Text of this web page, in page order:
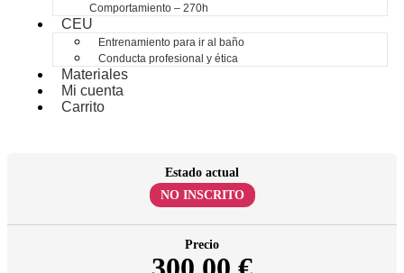
Comportamiento – 270h
CEU
Entrenamiento para ir al baño
Conducta profesional y ética
Materiales
Mi cuenta
Carrito
Estado actual
NO INSCRITO
Precio